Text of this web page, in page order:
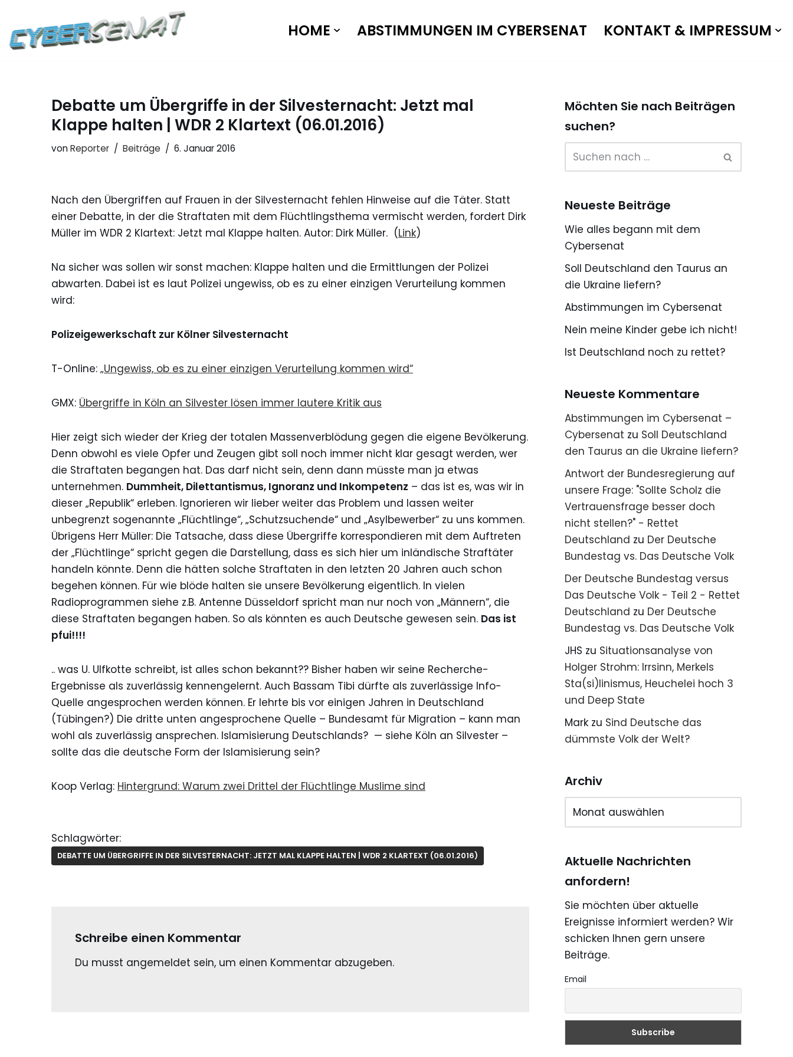
Zum
Inhalt
HOME ABSTIMMUNGEN IM CYBERSENAT KONTAKT & IMPRESSUM
Debatte um Übergriffe in der Silvesternacht: Jetzt mal
Klappe halten | WDR 2 Klartext (06.01.2016)
vonReporter Beiträge 6. Januar 2016
Nach den Übergriffen auf Frauen in der Silvesternacht fehlen Hinweise auf die Täter. Statt
einer Debatte, in der die Straftaten mit dem Flüchtlingsthema vermischt werden, fordert Dirk
Müller im WDR 2 Klartext: Jetzt mal Klappe halten. Autor: Dirk Müller. (Link)
Na sicher was sollen wir sonst machen: Klappe halten und die Ermittlungen der Polizei
abwarten. Dabei ist es laut Polizei ungewiss, ob es zu einer einzigen Verurteilung kommen
wird:
Polizeigewerkschaft zur Kölner Silvesternacht
T-Online: „Ungewiss, ob es zu einer einzigen Verurteilung kommen wird“
GMX: Übergriffe in Köln an Silvester lösen immer lautere Kritik aus
Hier zeigt sich wieder der Krieg der totalen Massenverblödung gegen die eigene Bevölkerung.
Denn obwohl es viele Opfer und Zeugen gibt soll noch immer nicht klar gesagt werden, wer
die Straftaten begangen hat. Das darf nicht sein, denn dann müsste man ja etwas
unternehmen. Dummheit, Dilettantismus, Ignoranz und Inkompetenz – das ist es, was wir in
dieser „Republik“ erleben. Ignorieren wir lieber weiter das Problem und lassen weiter
unbegrenzt sogenannte „Flüchtlinge“, „Schutzsuchende“ und „Asylbewerber“ zu uns kommen.
Übrigens Herr Müller: Die Tatsache, dass diese Übergriffe korrespondieren mit dem Auftreten
der „Flüchtlinge“ spricht gegen die Darstellung, dass es sich hier um inländische Straftäter
handeln könnte. Denn die hätten solche Straftaten in den letzten 20 Jahren auch schon
begehen können. Für wie blöde halten sie unsere Bevölkerung eigentlich. In vielen
Radioprogrammen siehe z.B. Antenne Düsseldorf spricht man nur noch von „Männern“, die
diese Straftaten begangen haben. So als könnten es auch Deutsche gewesen sein. Das ist
pfui!!!!
.. was U. Ulfkotte schreibt, ist alles schon bekannt?? Bisher haben wir seine Recherche-
Ergebnisse als zuverlässig kennengelernt. Auch Bassam Tibi dürfte als zuverlässige Info-
Quelle angesprochen werden können. Er lehrte bis vor einigen Jahren in Deutschland
(Tübingen?) Die dritte unten angesprochene Quelle – Bundesamt für Migration – kann man
wohl als zuverlässig ansprechen. Islamisierung Deutschlands? — siehe Köln an Silvester –
sollte das die deutsche Form der Islamisierung sein?
Koop Verlag: Hintergrund: Warum zwei Drittel der Flüchtlinge Muslime sind
Schlagwörter:
DEBATTE UM ÜBERGRIFFE IN DER SILVESTERNACHT: JETZT MAL KLAPPE HALTEN | WDR 2 KLARTEXT (06.01.2016)
Schreibe einen Kommentar
Du musst angemeldet sein, um einen Kommentar abzugeben.
Möchten Sie nach Beiträgen
suchen?
Neueste Beiträge
Wie alles begann mit dem
Cybersenat
Soll Deutschland den Taurus an
die Ukraine liefern?
Abstimmungen im Cybersenat
Nein meine Kinder gebe ich nicht!
Ist Deutschland noch zu rettet?
Neueste Kommentare
Abstimmungen im Cybersenat –
Cybersenat zu Soll Deutschland
den Taurus an die Ukraine liefern?
Antwort der Bundesregierung auf
unsere Frage: "Sollte Scholz die
Vertrauensfrage besser doch
nicht stellen?" - Rettet
Deutschland zu Der Deutsche
Bundestag vs. Das Deutsche Volk
Der Deutsche Bundestag versus
Das Deutsche Volk - Teil 2 - Rettet
Deutschland zu Der Deutsche
Bundestag vs. Das Deutsche Volk
JHS zu Situationsanalyse von
Holger Strohm: Irrsinn, Merkels
Sta(si)linismus, Heuchelei hoch 3
und Deep State
Mark zu Sind Deutsche das
dümmste Volk der Welt?
Archiv
Aktuelle Nachrichten
anfordern!
Sie möchten über aktuelle
Ereignisse informiert werden? Wir
schicken Ihnen gern unsere
Beiträge.
Email